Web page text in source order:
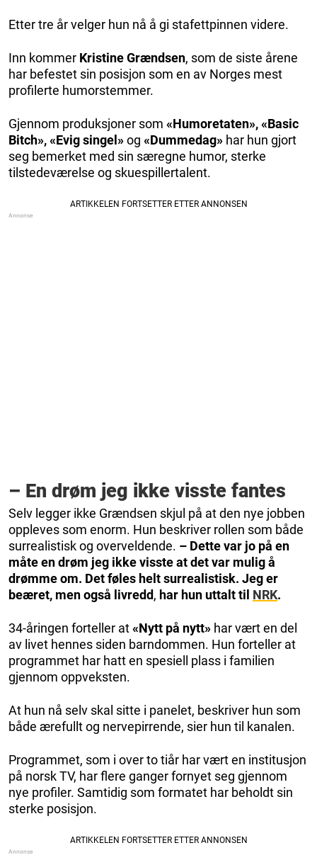
Etter tre år velger hun nå å gi stafettpinnen videre.
Inn kommer Kristine Grændsen, som de siste årene
har befestet sin posisjon som en av Norges mest
profilerte humorstemmer.
Gjennom produksjoner som «Humoretaten», «Basic
Bitch», «Evig singel»og «Dummedag» har hun gjort
seg bemerket med sin særegne humor, sterke
tilstedeværelse og skuespillertalent.
– En drøm jeg ikke visste fantes
Selv legger ikke Grændsen skjul på at den nye jobben
oppleves som enorm. Hun beskriver rollen som både
surrealistisk og overveldende. – Dette var jo på en
måte en drøm jeg ikke visste at det var mulig å
drømme om. Det føles helt surrealistisk. Jeg er
beæret, men også livredd, har hun uttalt til NRK.
34-åringen forteller at«Nytt på nytt» har vært en del
av livet hennes siden barndommen. Hun forteller at
programmet har hatt en spesiell plass i familien
gjennom oppveksten.
At hun nå selv skal sitte i panelet, beskriver hun som
både ærefullt og nervepirrende, sier hun til kanalen.
Programmet, som i over to tiår har vært en institusjon
på norsk TV, har flere ganger fornyet seg gjennom
nye profiler. Samtidig som formatet har beholdt sin
sterke posisjon.